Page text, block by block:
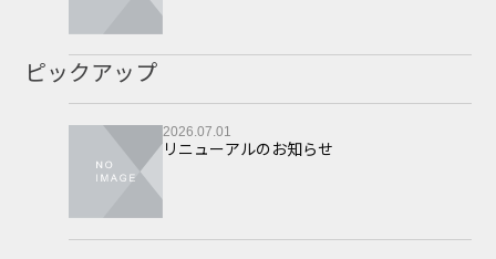
ピックアップ
2026.07.01
リニューアルのお知らせ